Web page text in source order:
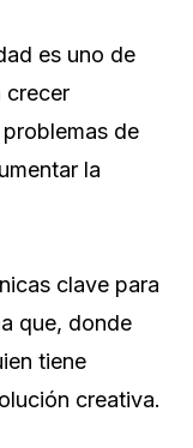
es uno de
crecer
de
la
clave para
que, donde
tiene
creativa.